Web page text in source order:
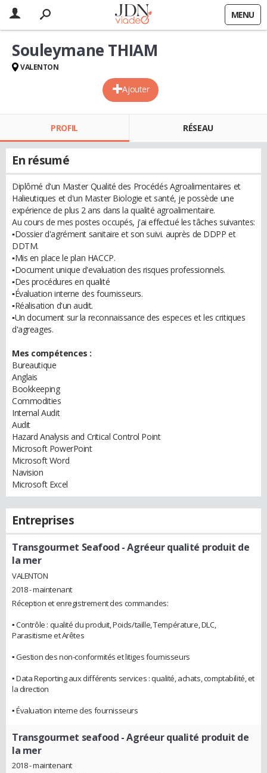
MENU
Ajouter
Souleymane THIAM
VALENTON
PROFIL RÉSEAU
En résumé
Diplômé d'un Master Qualité des Procédés Agroalimentaires et
Halieutiques et d'un Master Biologie et santé, je possède une
expérience de plus 2 ans dans la qualité agroalimentaire.
Au cours de mes postes occupés, j'ai effectué les tâches suivantes:
▪Dossier d'agrément sanitaire et son suivi. auprès de DDPP et
DDTM.
▪Mis en place le plan HACCP.
▪Document unique d'evaluation des risques professionnels.
▪Des procédures en qualité
▪Évaluation interne des fournisseurs.
▪Réalisation d'un audit.
▪Un document sur la reconnaissance des especes et les critiques
d'agreages.
Mes compétences :
Bureautique
Anglais
Bookkeeping
Commodities
Internal Audit
Audit
Hazard Analysis and Critical Control Point
Microsoft PowerPoint
Microsoft Word
Navision
Microsoft Excel
Entreprises
Transgourmet Seafood - Agréeur qualité produit de
la mer
VALENTON
2018 - maintenant
Réception et enregistrement des commandes:
▪ Contrôle : qualité du produit, Poids/taille, Température, DLC,
Parasitisme et Arêtes
▪ Gestion des non-conformités et litiges fournisseurs
▪ Data Reporting aux différents services : qualité, achats, comptabilité, et
la direction
▪ Évaluation interne des fournisseurs
Transgourmet seafood - Agréeur qualité produit de
la mer
2018 - maintenant